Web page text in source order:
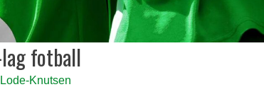
fotball
Knutsen